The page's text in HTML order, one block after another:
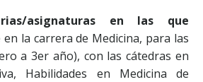
asignaturas en las que
en la carrera de Medicina, para las
a 3er año), con las cátedras en
Habilidades en Medicina de